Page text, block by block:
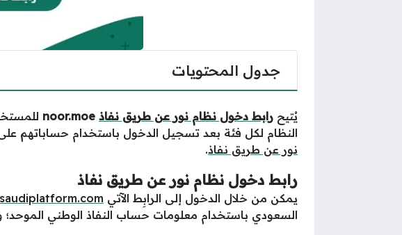
جدول المحتويات
يُتيح رابط دخول نظام نور عن طريق نفاذ
النظام لكل فئة بعد تسجيل الدخول باستخدام حساباتهم
نور عن طريق نفاذ.
رابط دخول نظام نور عن طريق نفاذ
يمكن من خلال الدخول إلى الرابِط الآتي saudiplatform.com
السعودي باستخدام معلومات حساب النفاذ الوطني الموحد؛